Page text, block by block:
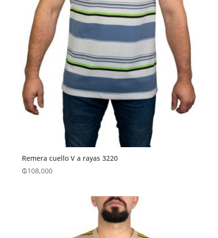
Remera cuello V a rayas 3220
₲108,000